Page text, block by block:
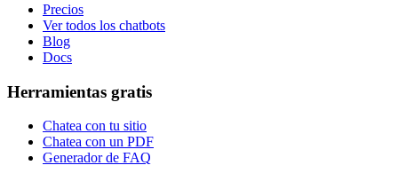
Precios
Ver todos los chatbots
Blog
Docs
Herramientas gratis
Chatea con tu sitio
Chatea con un PDF
Generador de FAQ